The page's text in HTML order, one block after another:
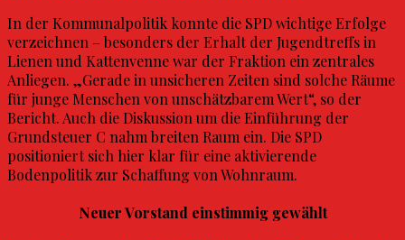
In der Kommunalpolitik konnte die SPD wichtige Erfolge
verzeichnen – besonders der Erhalt der Jugendtreffs in
Lienen und Kattenvenne war der Fraktion ein zentrales
Anliegen. „Gerade in unsicheren Zeiten sind solche Räume
für junge Menschen von unschätzbarem Wert“, so der
Bericht. Auch die Diskussion um die Einführung der
Grundsteuer C nahm breiten Raum ein. Die SPD
positioniert sich hier klar für eine aktivierende
Bodenpolitik zur Schaffung von Wohnraum.
Neuer Vorstand einstimmig gewählt